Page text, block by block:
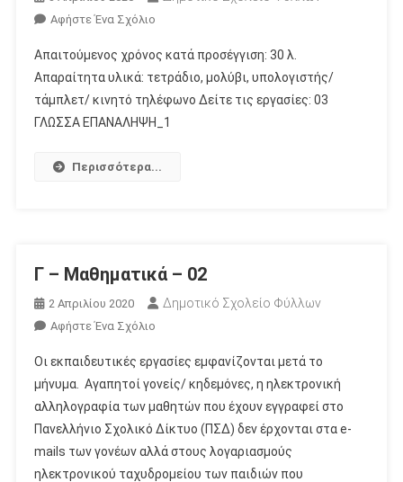
Αφήστε Ένα ΣχόλιοΓια
Γ
–
Γλώσσα
–
Απαιτούμενος χρόνος κατά προσέγγιση: 30 λ.
Απαραίτητα υλικά: τετράδιο, μολύβι, υπολογιστής/
τάμπλετ/ κινητό τηλέφωνο Δείτε τις εργασίες: 03
ΓΛΩΣΣΑ ΕΠΑΝΑΛΗΨΗ_1
Περισσότερα...
Γ – Μαθηματικά – 02
2 Απριλίου 2020 Δημοτικό Σχολείο Φύλλων
Αφήστε Ένα ΣχόλιοΓια
Γ
–
Μαθηματικά
–
02
Οι εκπαιδευτικές εργασίες εμφανίζονται μετά το
μήνυμα. Αγαπητοί γονείς/ κηδεμόνες, η ηλεκτρονική
αλληλογραφία των μαθητών που έχουν εγγραφεί στο
Πανελλήνιο Σχολικό Δίκτυο (ΠΣΔ) δεν έρχονται στα e-
mails των γονέων αλλά στους λογαριασμούς
ηλεκτρονικού ταχυδρομείου των παιδιών που